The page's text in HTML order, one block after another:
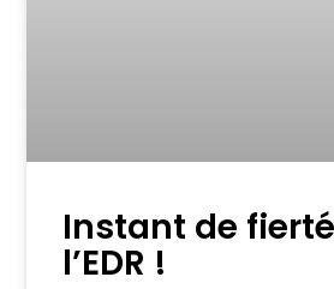
Instant de
l’EDR !